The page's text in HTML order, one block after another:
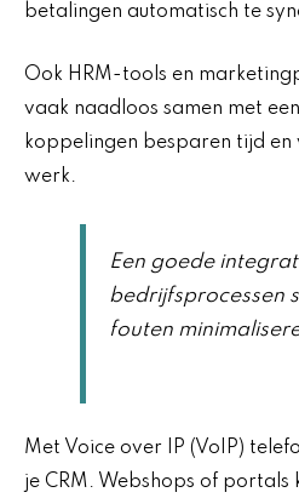
betalingen automatisch te
Ook HRM-tools en
vaak naadloos samen met
koppelingen besparen tijd
werk.
Een goede
bedrijfsprocessen
fouten
Met Voice over IP (VoIP)
je CRM. Webshops of portals